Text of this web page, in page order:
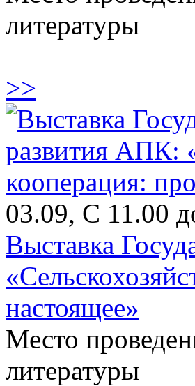
литературы
>>
03.09, С 11.00
Выставка
настоящее»
Место
литературы